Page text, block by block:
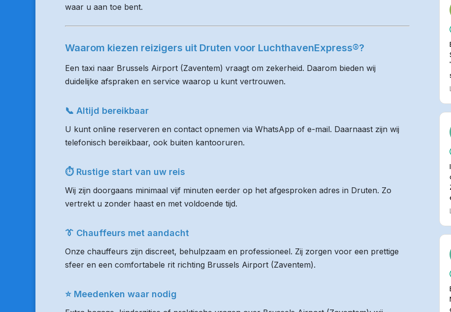
waar u aan toe bent.
Waarom kiezen reizigers uit Druten voor LuchthavenExpress®?
Een taxi naar Brussels Airport (Zaventem) vraagt om zekerheid. Daarom bieden wij
duidelijke afspraken en service waarop u kunt vertrouwen.
📞 Altijd bereikbaar
U kunt online reserveren en contact opnemen via WhatsApp of e-mail. Daarnaast zijn wij
telefonisch bereikbaar, ook buiten kantooruren.
⏱ Rustige start van uw reis
Wij zijn doorgaans minimaal vijf minuten eerder op het afgesproken adres in Druten. Zo
vertrekt u zonder haast en met voldoende tijd.
👔 Chauffeurs met aandacht
Onze chauffeurs zijn discreet, behulpzaam en professioneel. Zij zorgen voor een prettige
sfeer en een comfortabele rit richting Brussels Airport (Zaventem).
⭐ Meedenken waar nodig